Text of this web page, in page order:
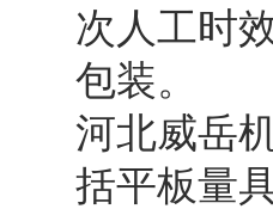
次人工时
包装。
河北威岳
括平板量